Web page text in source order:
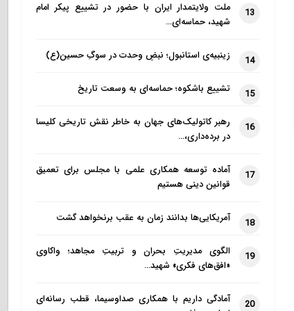
13
ملت ولایتمدار ایران با حضور در تشییع پیکر امام
شهید، حماسه‌ای…
14 زینبیه‌ی استانبول؛ نبضِ وحدت در سوگِ حسین(ع)
15 تشییع باشکوه؛ حماسه‌ای به وسعت تاریخ
16
رهبر کاتولیک‌های جهان به خاطر نقش تاریخی کلیسا
در برده‌داری،…
17
آماده توسعه همکاری علمی با مجلس برای تعمیق
قوانین دینی هستیم
18 آمریکایی‌ها بدانند زمان به عقب برنخواهد گشت
19
الگوی مدیریتِ بحران و تربیتِ مجاهد؛ واکاوی
«افق‌های فکری» شهید…
20
آمادگی داریم با همکاری صداوسیما، قطب رسانه‌ای